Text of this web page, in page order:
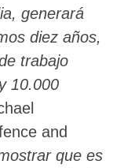
generará
diez años,
trabajo
10.000
and
que es